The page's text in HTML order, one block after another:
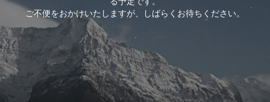
ご不便をおかけいたしますが、しばらくお待ちください。